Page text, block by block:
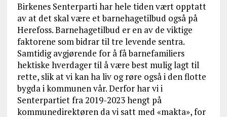
Birkenes Senterparti har hele tiden vært opptatt
av at det skal være et barnehagetilbud også på
Herefoss. Barnehagetilbud er en av de viktige
faktorene som bidrar til tre levende sentra.
Samtidig avgjørende for å få barnefamiliers
hektiske hverdager til å være best mulig lagt til
rette, slik at vi kan ha liv og røre også i den flotte
bygda i kommunen vår. Derfor har vi i
Senterpartiet fra 2019-2023 hengt på
kommunedirektøren da vi satt med «makta», for